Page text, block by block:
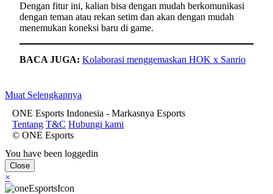
Dengan fitur ini, kalian bisa dengan mudah berkomunikasi
dengan teman atau rekan setim dan akan dengan mudah
menemukan koneksi baru di game.
BACA JUGA: Kolaborasi menggemaskan HOK x Sanrio
Muat Selengkapnya
ONE Esports Indonesia - Markasnya Esports
Tentang T&C Hubungi kami
© ONE Esports
You have been loggedin
Close
×